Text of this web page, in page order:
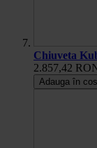
Chiuveta
2.857,42
Adauga în cos